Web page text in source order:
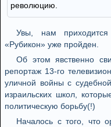
революцию.
Увы, нам приходится
«Рубикон» уже пройден.
Об этом явственно
репортаж 13-го
уличной войны с
израильских школ,
политическую борьбу(!)
Началось с того, что